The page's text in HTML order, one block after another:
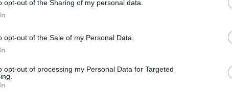
opt-out of the Sharing of my personal data.
opt-out of the Sale of my Personal Data.
opt-out of processing my Personal Data for Targeted
ziņām par pārbēgšanu uz Rietumberlīni un
pārmaiņu priekšvakarā. Komikss uzbur spilgtu un
dienu ainu, ko autors pats pieredzējis, būdams,